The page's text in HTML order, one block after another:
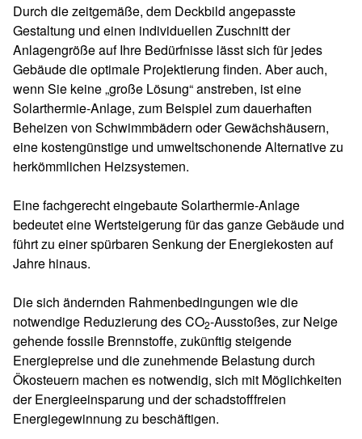
Durch die zeitgemäße, dem Deckbild angepasste
Gestaltung und einen individuellen Zuschnitt der
Anlagengröße auf Ihre Bedürfnisse lässt sich für jedes
Gebäude die optimale Projektierung finden. Aber auch,
wenn Sie keine „große Lösung“ anstreben, ist eine
Solarthermie-Anlage, zum Beispiel zum dauerhaften
Beheizen von Schwimmbädern oder Gewächshäusern,
eine kostengünstige und umweltschonende Alternative zu
herkömmlichen Heizsystemen.
Eine fachgerecht eingebaute Solarthermie-Anlage
bedeutet eine Wertsteigerung für das ganze Gebäude und
führt zu einer spürbaren Senkung der Energiekosten auf
Jahre hinaus.
Die sich ändernden Rahmenbedingungen wie die
notwendige Reduzierung des CO2-Ausstoßes, zur Neige
gehende fossile Brennstoffe, zukünftig steigende
Energiepreise und die zunehmende Belastung durch
Ökosteuern machen es notwendig, sich mit Möglichkeiten
der Energieeinsparung und der schadstofffreien
Energiegewinnung zu beschäftigen.